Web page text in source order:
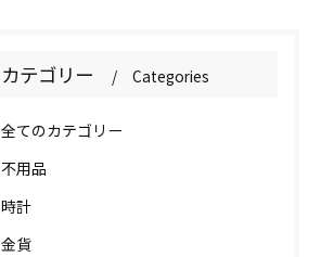
カテゴリー Categories
全てのカテゴリー
不用品
時計
金貨